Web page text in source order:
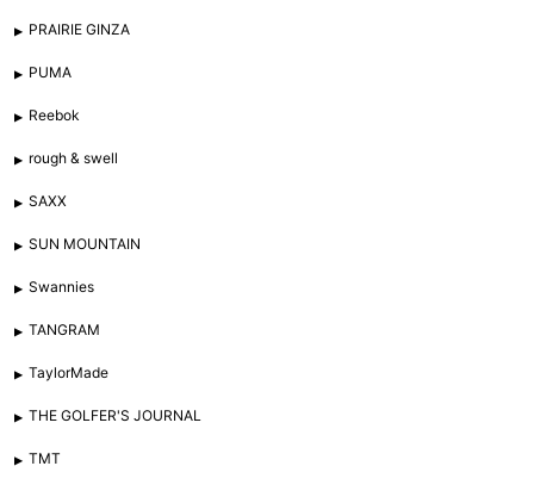
PRAIRIE GINZA
PUMA
Reebok
rough & swell
SAXX
SUN MOUNTAIN
Swannies
TANGRAM
TaylorMade
THE GOLFER'S JOURNAL
TMT